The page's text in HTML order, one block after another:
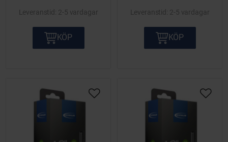
2-5 vardagar
KÖP
2-5 vardagar
KÖP